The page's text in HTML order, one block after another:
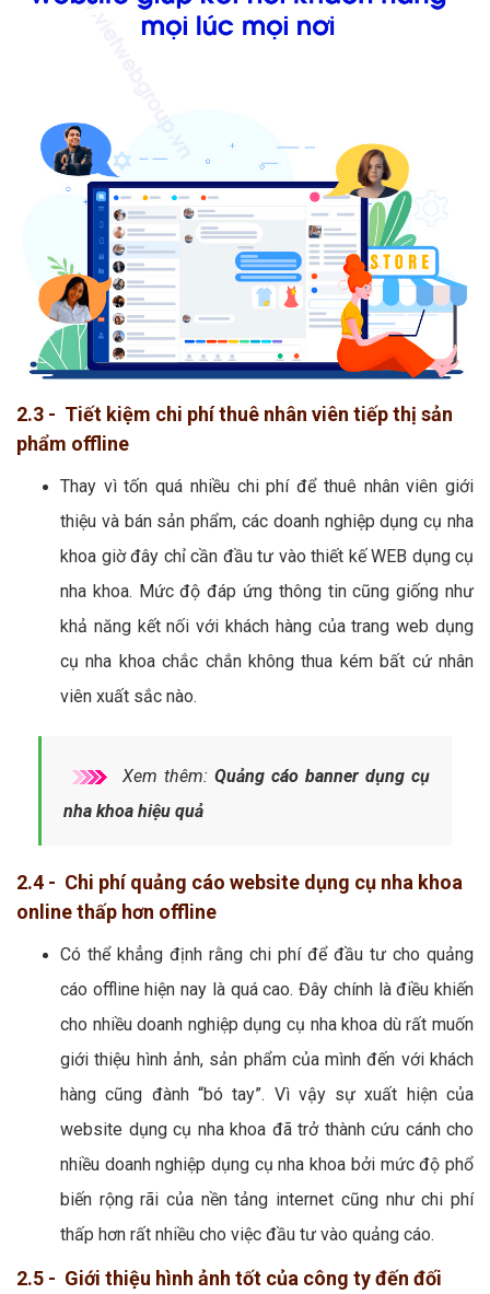
2.3 - Tiết kiệm chi phí thuê nhân viên tiếp thị sản
phẩm offline
Thay vì tốn quá nhiều chi phí để thuê nhân viên giới
thiệu và bán sản phẩm, các doanh nghiệp dụng cụ nha
khoa giờ đây chỉ cần đầu tư vào thiết kế WEB dụng cụ
nha khoa. Mức độ đáp ứng thông tin cũng giống như
khả năng kết nối với khách hàng của trang web dụng
cụ nha khoa chắc chắn không thua kém bất cứ nhân
viên xuất sắc nào.
Xem thêm: Quảng cáo banner dụng cụ
nha khoa hiệu quả
2.4 - Chi phí quảng cáo website dụng cụ nha khoa
online thấp hơn offline
Có thể khẳng định rằng chi phí để đầu tư cho quảng
cáo offline hiện nay là quá cao. Đây chính là điều khiến
cho nhiều doanh nghiệp dụng cụ nha khoa dù rất muốn
giới thiệu hình ảnh, sản phẩm của mình đến với khách
hàng cũng đành “bó tay”. Vì vậy sự xuất hiện của
website dụng cụ nha khoa đã trở thành cứu cánh cho
nhiều doanh nghiệp dụng cụ nha khoa bởi mức độ phổ
biến rộng rãi của nền tảng internet cũng như chi phí
thấp hơn rất nhiều cho việc đầu tư vào quảng cáo.
2.5 - Giới thiệu hình ảnh tốt của công ty đến đối